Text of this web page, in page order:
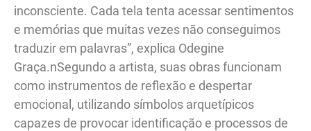
inconsciente. Cada tela tenta acessar sentimentos
e memórias que muitas vezes não conseguimos
traduzir em palavras”, explica Odegine
Graça.nSegundo a artista, suas obras funcionam
como instrumentos de reflexão e despertar
emocional, utilizando símbolos arquetípicos
capazes de provocar identificação e processos de